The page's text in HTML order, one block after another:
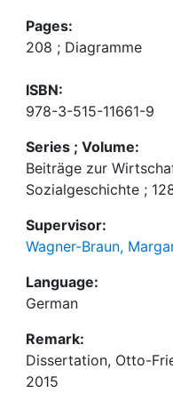
Pages:
208 ; Diagramme
ISBN:
978-3-515-11661-9
Series ; Volume:
Beiträge zur
Sozialgeschichte ;
Supervisor:
Wagner-Braun,
Language:
German
Remark:
Dissertation, Otto-
2015